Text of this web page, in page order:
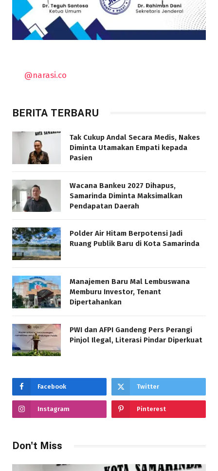
@narasi.co
BERITA TERBARU
Tak Cukup Andal Secara Medis, Nakes
Diminta Utamakan Empati kepada
Pasien
Wacana Bankeu 2027 Dihapus,
Samarinda Diminta Maksimalkan
Pendapatan Daerah
Polder Air Hitam Berpotensi Jadi
Ruang Publik Baru di Kota Samarinda
Manajemen Baru Mal Lembuswana
Memburu Investor, Tenant
Dipertahankan
PWI dan AFPI Gandeng Pers Perangi
Pinjol Ilegal, Literasi Pindar Diperkuat
Facebook Twitter
Instagram Pinterest
Don't Miss